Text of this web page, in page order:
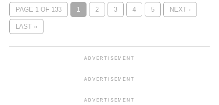
PAGE 1 OF 133 1 2 3 4 5 NEXT ›
LAST »
ADVERTISEMENT
ADVERTISEMENT
ADVERTISEMENT